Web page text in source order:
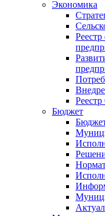
Экономика
Бюджет